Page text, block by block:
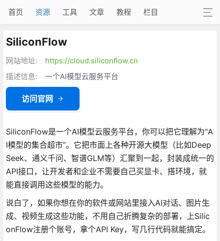
首页 资源 工具 文章 教程 栏目
SiliconFlow
网站地址:
https://cloud.siliconflow.cn
描述信息:
一个AI模型云服务平台
访问官网
SiliconFlow是一个AI模型云服务平台，你可以把它理解为“A
I模型的集合超市”。它把市面上各种开源大模型（比如Deep
Seek、通义千问、智谱GLM等）汇聚到一起，封装成统一的
API接口，让开发者和企业不需要自己买显卡、搭环境，就
能直接调用这些模型的能力。
说白了，如果你想在你的软件或网站里接入AI对话、图片生
成、视频生成这些功能，不用自己折腾复杂的部署，上Silic
onFlow注册个账号，拿个API Key，写几行代码就能搞定。